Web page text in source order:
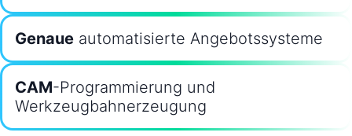
Genaue automatisierte Angebotssysteme
CAM-Programmierung und
Werkzeugbahnerzeugung